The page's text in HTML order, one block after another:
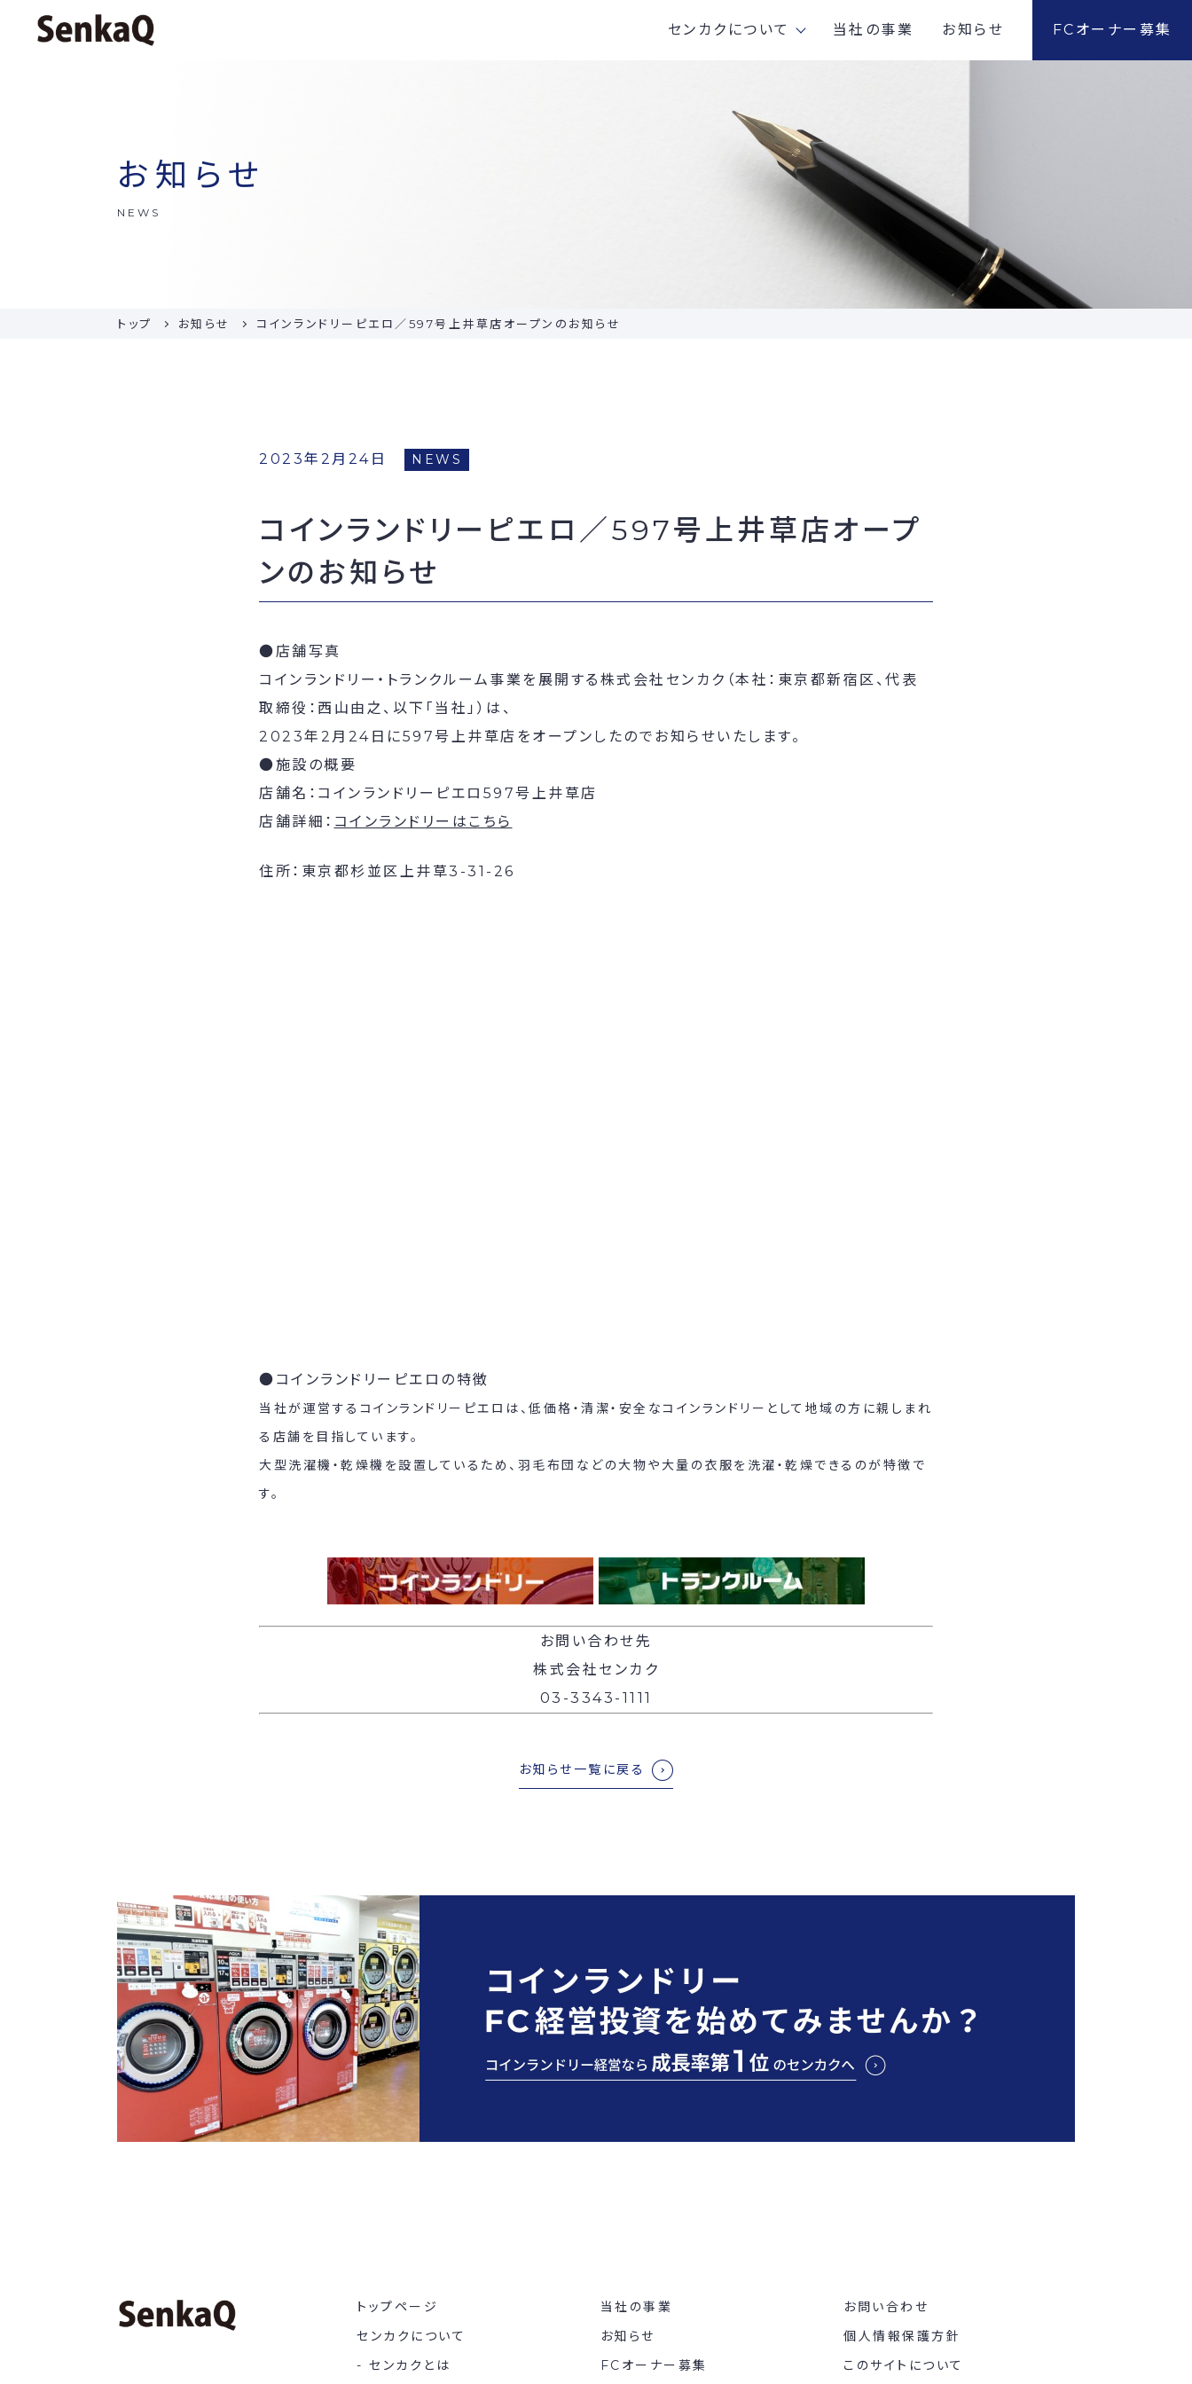
センカクについて 当社の事業 お知らせ FCオーナー募集
お知らせ
NEWS
トップ お知らせ コインランドリーピエロ／597号上井草店オープンのお知らせ
2023年2月24日 NEWS
コインランドリーピエロ／597号上井草店オープ
ンのお知らせ
●店舗写真
コインランドリー・トランクルーム事業を展開する株式会社センカク（本社：東京都新宿区、代表
取締役：西山由之、以下「当社」）は、
2023年2月24日に597号上井草店をオープンしたのでお知らせいたします。
●施設の概要
店舗名：コインランドリーピエロ597号上井草店
店舗詳細： コインランドリーはこちら
住所：東京都杉並区上井草3-31-26
●コインランドリーピエロの特徴
当社が運営するコインランドリーピエロは、低価格・清潔・安全なコインランドリーとして地域の方に親しまれ
る店舗を目指しています。
大型洗濯機・乾燥機を設置しているため、羽毛布団などの大物や大量の衣服を洗濯・乾燥できるのが特徴で
す。
お問い合わせ先
株式会社センカク
03-3343-1111
お知らせ一覧に戻る
トップページ
センカクについて
センカクとは
当社の事業
お知らせ
FCオーナー募集
お問い合わせ
個人情報保護方針
このサイトについて